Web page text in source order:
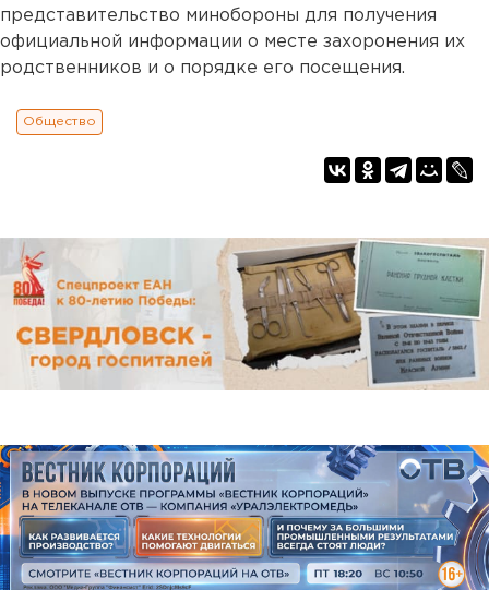
представительство минобороны для получения
официальной информации о месте захоронения их
родственников и о порядке его посещения.
Общество